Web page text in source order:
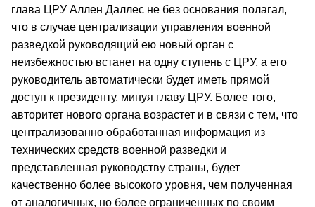
глава ЦРУ Аллен Даллес не без основания полагал,
что в случае централизации управления военной
разведкой руководящий ею новый орган с
неизбежностью встанет на одну ступень с ЦРУ, а его
руководитель автоматически будет иметь прямой
доступ к президенту, минуя главу ЦРУ. Более того,
авторитет нового органа возрастет и в связи с тем, что
централизованно обработанная информация из
технических средств военной разведки и
представленная руководству страны, будет
качественно более высокого уровня, чем полученная
от аналогичных, но более ограниченных по своим